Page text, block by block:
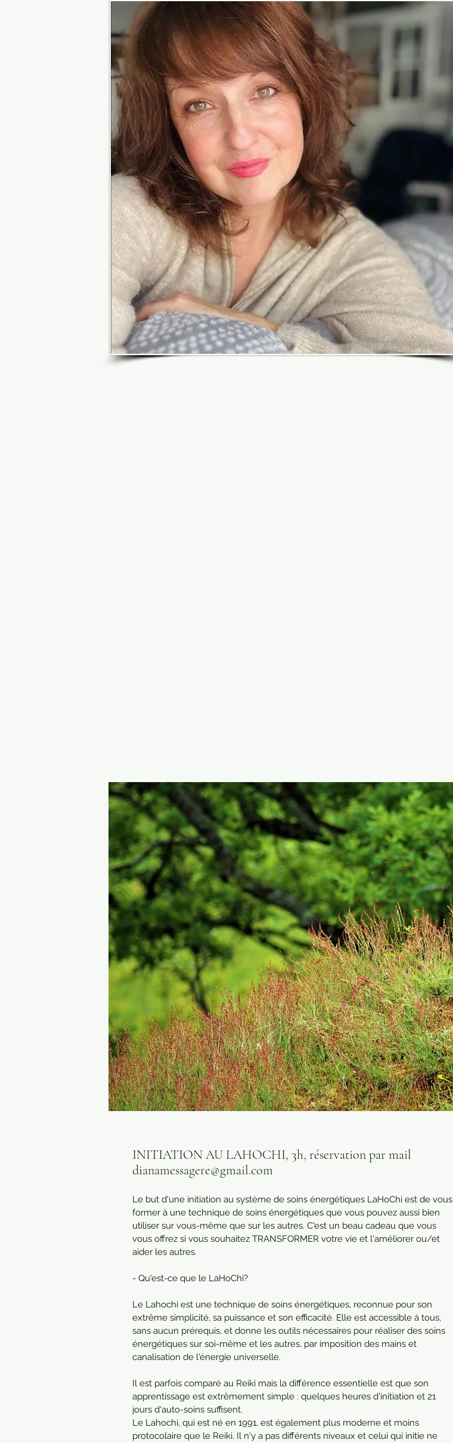
INITIATION AU LAHOCHI, 3h, réservation par mail
dianamessagere@gmail.com
Le but d'une initiation au système de soins énergétiques LaHoChi est de vous
former à une technique de soins énergétiques que vous pouvez aussi bien
utiliser sur vous-même que sur les autres. C'est un beau cadeau que vous
vous offrez si vous souhaitez TRANSFORMER votre vie et l'améliorer ou/et
aider les autres.
- Qu'est-ce que le LaHoChi?
Le Lahochi est une technique de soins énergétiques, reconnue pour son
extrême simplicité, sa puissance et son efficacité. Elle est accessible à tous,
sans aucun prérequis, et donne les outils nécessaires pour réaliser des soins
énergétiques sur soi-même et les autres, par imposition des mains et
canalisation de l'énergie universelle.
Il est parfois comparé au Reiki mais la différence essentielle est que son
apprentissage est extrêmement simple : quelques heures d'initiation et 21
jours d'auto-soins suffisent.
Le Lahochi, qui est né en 1991, est également plus moderne et moins
protocolaire que le Reiki. Il n'y a pas différents niveaux et celui qui initie ne